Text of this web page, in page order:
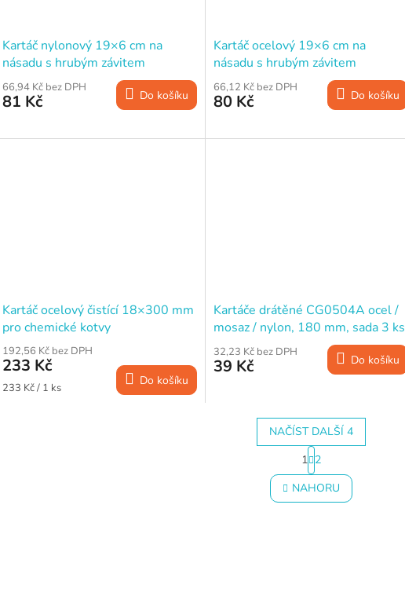
Kartáč nylonový 19×6 cm na
násadu s hrubým závitem
66,94 Kč bez DPH
81 Kč Do košíku
Kartáč ocelový 19×6 cm na
násadu s hrubým závitem
66,12 Kč bez DPH
80 Kč Do košíku
Kartáč ocelový čistící 18×300 mm
pro chemické kotvy
192,56 Kč bez DPH
233 Kč
Měrná
233 Kč / 1 ks Do košíku
Kartáče drátěné CG0504A ocel /
mosaz / nylon, 180 mm, sada 3 ks
32,23 Kč bez DPH
39 Kč Do košíku
O
v
l
NAČÍST DALŠÍ 4
S
t
r
á
n
1 2
NAHORU